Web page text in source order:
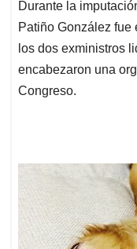
Durante la
Patiño González fue
los dos exministros
encabezaron una
Congreso.